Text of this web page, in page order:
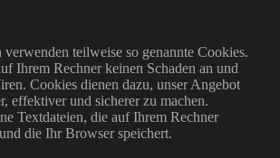
verwenden teilweise so genannte Cookies.
Ihrem Rechner keinen Schaden an und
Cookies dienen dazu, unser Angebot
effektiver und sicherer zu machen.
Textdateien, die auf Ihrem Rechner
die Ihr Browser speichert.